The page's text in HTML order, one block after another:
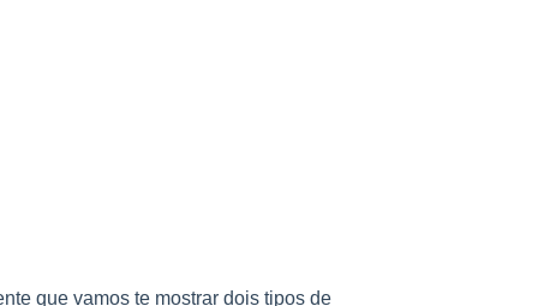
que vamos te mostrar dois tipos de